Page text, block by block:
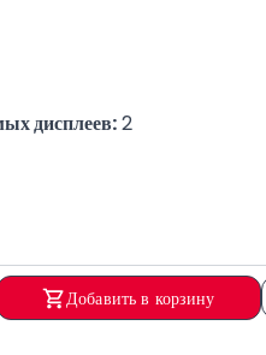
дисплеев: 2
Добавить в корзину